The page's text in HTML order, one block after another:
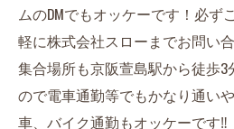
ムのDMでもオッケーです！必ず
軽に株式会社スローまでお問い
集合場所も京阪萱島駅から徒歩
ので電車通勤等でもかなり通い
車、バイク通勤もオッケーです‼︎